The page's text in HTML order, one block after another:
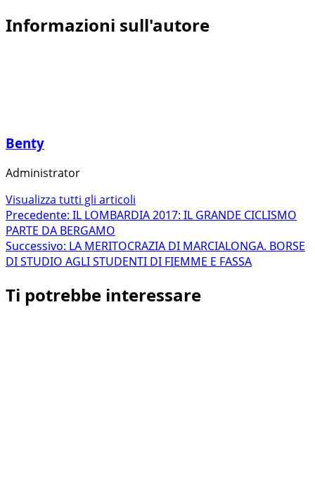
Informazioni sull'autore
Benty
Administrator
Visualizza tutti gli articoli
Navigazione
articolo
Precedente: IL LOMBARDIA 2017: IL GRANDE CICLISMO
PARTE DA BERGAMO
Successivo: LA MERITOCRAZIA DI MARCIALONGA. BORSE
DI STUDIO AGLI STUDENTI DI FIEMME E FASSA
Ti potrebbe interessare